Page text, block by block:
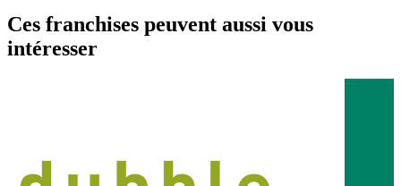
Ces franchises peuvent aussi vous
intéresser